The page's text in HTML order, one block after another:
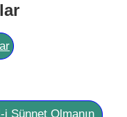
Sünnet Olmanın